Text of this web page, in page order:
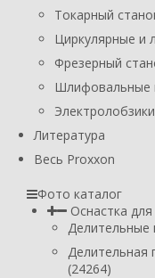
Токарный
Циркулярные и
Фрезерный
Шлифовальные
Электролобзики
Литература
Весь Proxxon
Фото каталог
Оснастка
Делительные
Делительная
(24264)